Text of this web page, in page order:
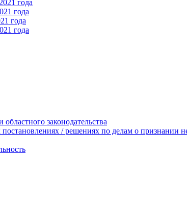
года
года
года
года
законодательства
постановлениях / решениях по делам о